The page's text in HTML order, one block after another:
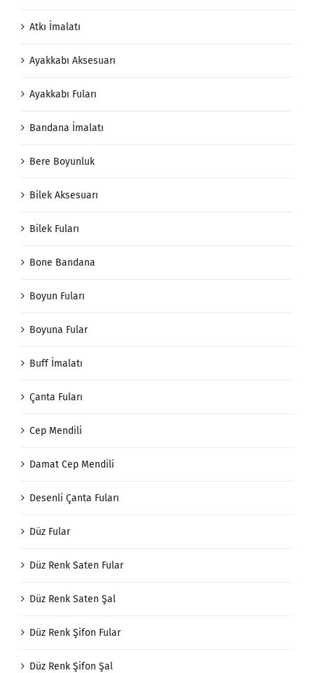
Atkı İmalatı
Ayakkabı Aksesuarı
Ayakkabı Fuları
Bandana İmalatı
Bere Boyunluk
Bilek Aksesuarı
Bilek Fuları
Bone Bandana
Boyun Fuları
Boyuna Fular
Buff İmalatı
Çanta Fuları
Cep Mendili
Damat Cep Mendili
Desenli Çanta Fuları
Düz Fular
Düz Renk Saten Fular
Düz Renk Saten Şal
Düz Renk Şifon Fular
Düz Renk Şifon Şal